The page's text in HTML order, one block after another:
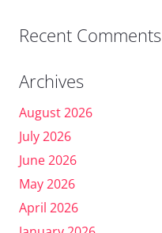
Recent Comments
Archives
August 2026
July 2026
June 2026
May 2026
April 2026